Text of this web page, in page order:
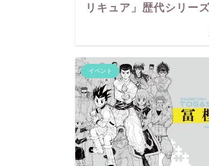
リキュア」歴代シリー
イベント